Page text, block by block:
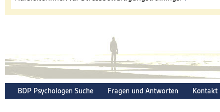
BDP Psychologen Suche Fragen und Antworten Kontakt